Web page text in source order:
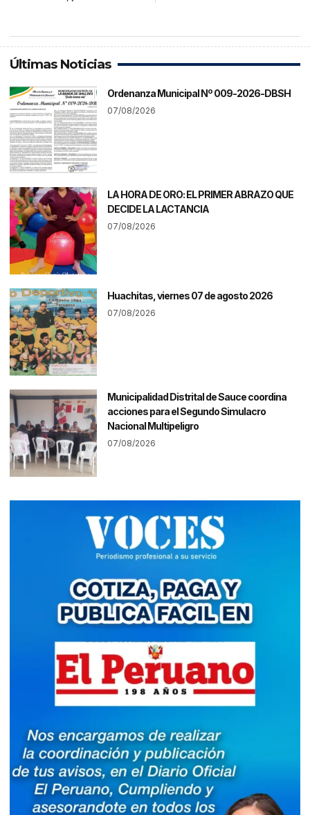
Últimas Noticias
Ordenanza Municipal Nº 009-2026-DBSH
07/08/2026
LA HORA DE ORO: EL PRIMER ABRAZO QUE
DECIDE LA LACTANCIA
07/08/2026
Huachitas, viernes 07 de agosto 2026
07/08/2026
Municipalidad Distrital de Sauce coordina
acciones para el Segundo Simulacro
Nacional Multipeligro
07/08/2026